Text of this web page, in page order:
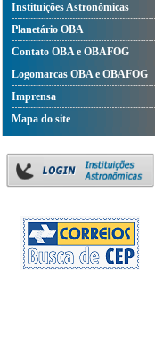
Instituições Astronômicas
Planetário OBA
Contato OBA e OBAFOG
Logomarcas OBA e OBAFOG
Imprensa
Mapa do site